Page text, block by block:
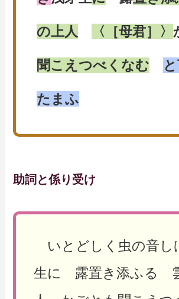
の上人 〈［母君］〉
聞こえつべくなむ
たまふ
助詞と係り受け
いとどしく虫の音し
生に 露置き添ふる